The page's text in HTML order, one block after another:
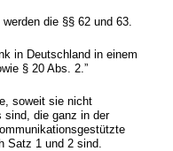
die §§ 62 und 63.
in Deutschland in einem
§ 20 Abs. 2.”
soweit sie nicht
sind, die ganz in der
Satz 1 und 2 sind.